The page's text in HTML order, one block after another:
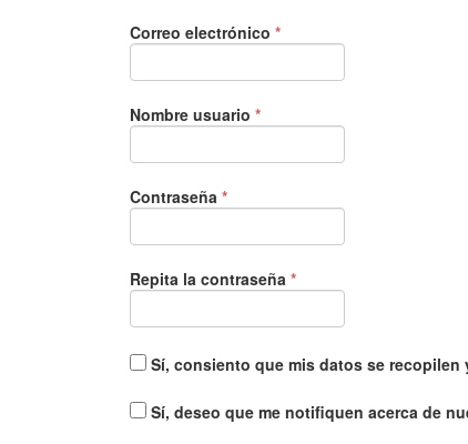
Correo electrónico *Obligatorio
Nombre usuario *Obligatorio
Contraseña *Obligatorio
Repita la contraseña *Obligatorio
Sí, consiento que mis datos se recopilen
Sí, deseo que me notifiquen acerca de